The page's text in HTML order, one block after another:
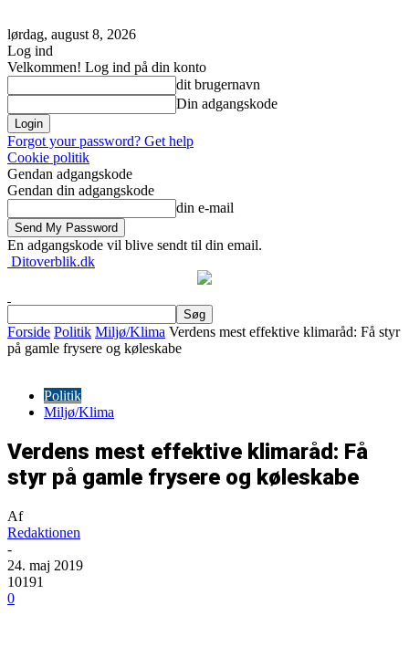
lørdag, august 8, 2026
Log ind
Velkommen! Log ind på din konto
dit brugernavn
Din adgangskode
Forgot your password? Get help
Cookie politik
Gendan adgangskode
Gendan din adgangskode
din e-mail
En adgangskode vil blive sendt til din email.
Ditoverblik.dk
Forside Politik Miljø/Klima Verdens mest effektive klimaråd: Få styr
på gamle frysere og køleskabe
Politik
Miljø/Klima
Verdens mest effektive klimaråd: Få
styr på gamle frysere og køleskabe
Af
Redaktionen
-
24. maj 2019
10191
0